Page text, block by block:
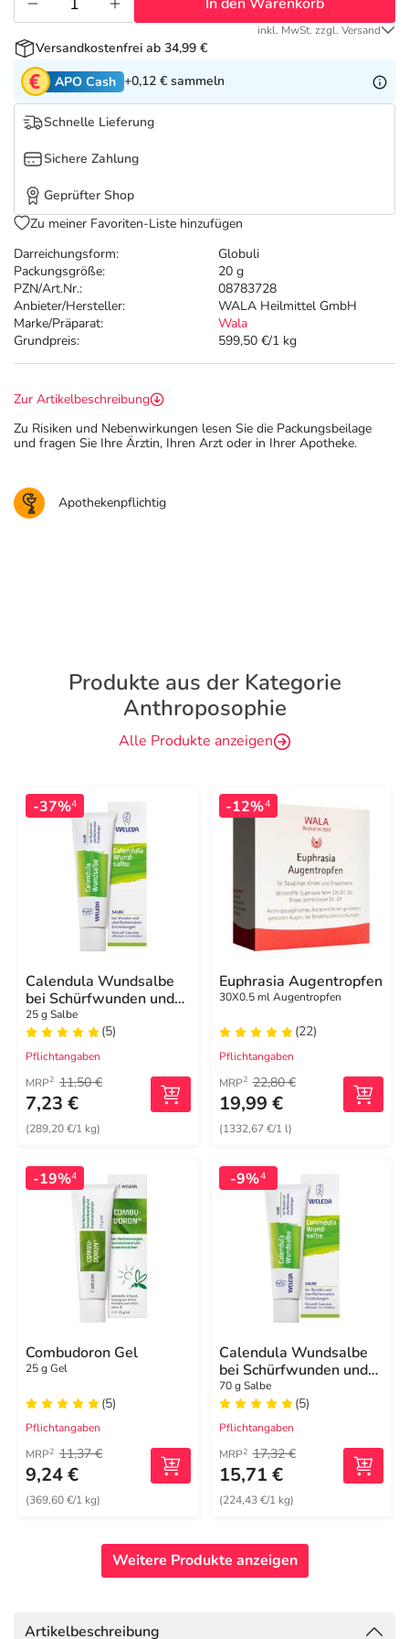
Tierapotheke
Vitamine & Mineralstoffe
Marken
Salus Deals
Darreichungsform:
Globuli
Packungsgröße:
20 g
PZN/Art.Nr.:
08783728
Anbieter/Hersteller:
WALA Heilmittel GmbH
Marke/Präparat:
Wala
Grundpreis:
599,50 €/1 kg
inkl. MwSt. zzgl. Versand
Versandkostenfrei ab 34,99 €
APO Cash +0,12 € sammeln
Schnelle Lieferung
Sichere Zahlung
Geprüfter Shop
Zu meiner Favoriten-Liste hinzufügen
Zur Artikelbeschreibung
Zu Risiken und Nebenwirkungen lesen Sie die Packungsbeilage
und fragen Sie Ihre Ärztin, Ihren Arzt oder in Ihrer Apotheke.
Apothekenpflichtig
Produkte aus der Kategorie
Anthroposophie
Alle Produkte anzeigen
-37%4
Calendula Wundsalbe
bei Schürfwunden und
Hautverletzungen
25 g Salbe
(5)
Pflichtangaben
MRP2 11,50 €
7,23 €
(289,20 €/1 kg)
-12%4
Euphrasia Augentropfen
30X0.5 ml Augentropfen
(22)
Pflichtangaben
MRP2 22,80 €
19,99 €
(1332,67 €/1 l)
-19%4
Combudoron Gel
25 g Gel
(5)
Pflichtangaben
MRP2 11,37 €
9,24 €
(369,60 €/1 kg)
-9%4
Calendula Wundsalbe
bei Schürfwunden und
Hautverletzungen
70 g Salbe
(5)
Pflichtangaben
MRP2 17,32 €
15,71 €
(224,43 €/1 kg)
Weitere Produkte anzeigen
Artikelbeschreibung